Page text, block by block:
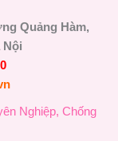
Quảng Hàm,
Nội
Nghiệp, Chống